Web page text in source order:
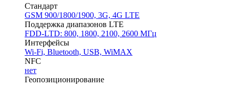
Стандарт
GSM 900/1800/1900, 3G, 4G LTE
Поддержка диапазонов LTE
FDD-LTD: 800, 1800, 2100, 2600 МГц
Интерфейсы
Wi-Fi, Bluetooth, USB, WiMAX
NFC
нет
Геопозиционирование